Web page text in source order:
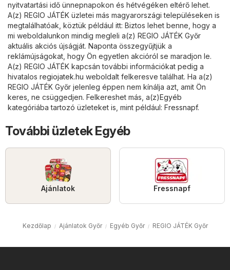
nyitvatartási idő ünnepnapokon és hétvégéken eltérő lehet.
A(z) REGIO JÁTÉK üzletei más magyarországi településeken is
megtalálhatóak, köztük például itt: Biztos lehet benne, hogy a
mi weboldalunkon mindig megleli a(z) REGIO JÁTÉK Győr
aktuális akciós újságját. Naponta összegyűjtjük a
reklámújságokat, hogy Ön egyetlen akcióról se maradjon le.
A(z) REGIO JÁTÉK kapcsán további információkat pedig a
hivatalos regiojatek.hu weboldalt felkeresve találhat. Ha a(z)
REGIO JÁTÉK Győr jelenleg éppen nem kínálja azt, amit Ön
keres, ne csüggedjen. Felkereshet más, a(z)Egyéb
kategóriába tartozó üzleteket is, mint például: Fressnapf.
További üzletek Egyéb
Ajánlatok Fressnapf
Kezdőlap Ajánlatok Győr Egyéb Győr REGIO JÁTÉK Győr